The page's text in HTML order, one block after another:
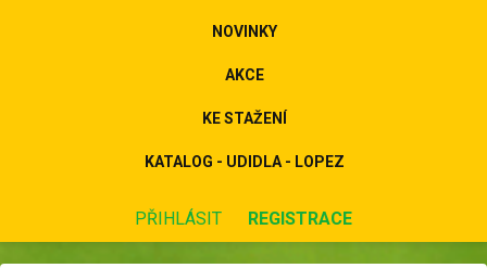
NOVINKY
AKCE
KE STAŽENÍ
KATALOG - UDIDLA - LOPEZ
PŘIHLÁSIT REGISTRACE